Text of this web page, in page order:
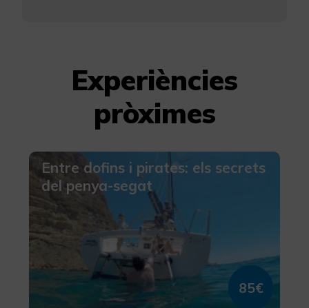
Experiències
pròximes
Entre dofins i pirates: els secrets
del penya-segat
85€